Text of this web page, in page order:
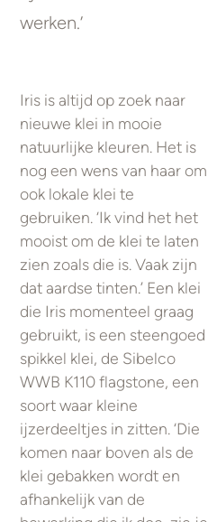
werken.’
Iris is altijd op zoek naar
nieuwe klei in mooie
natuurlijke kleuren. Het is
nog een wens van haar om
ook lokale klei te
gebruiken. ‘Ik vind het het
mooist om de klei te laten
zien zoals die is. Vaak zijn
dat aardse tinten.’ Een klei
die Iris momenteel graag
gebruikt, is een steengoed
spikkel klei, de Sibelco
WWB K110 flagstone, een
soort waar kleine
ijzerdeeltjes in zitten. ‘Die
komen naar boven als de
klei gebakken wordt en
afhankelijk van de